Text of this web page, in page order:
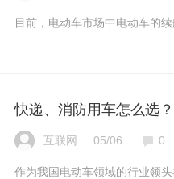
目前，电动车市场中电动车的
快递、消防用车怎么选
互联网 05/06 0
作为我国电动车领域的行业领